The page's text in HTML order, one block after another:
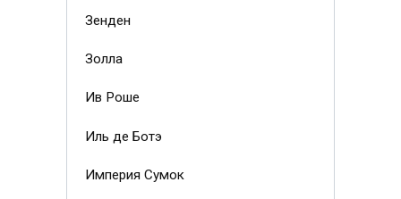
Зенден
Золла
Ив Роше
Иль де Ботэ
Империя Сумок